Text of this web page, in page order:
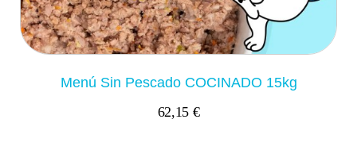
Menú Sin Pescado COCINADO 15kg
62,15 €